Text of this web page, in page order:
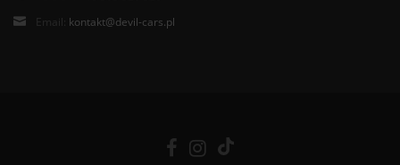
Email: kontakt@devil-cars.pl